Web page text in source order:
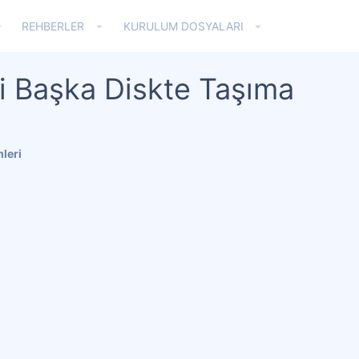
REHBERLER KURULUM DOSYALARI
Diskte Taşıma